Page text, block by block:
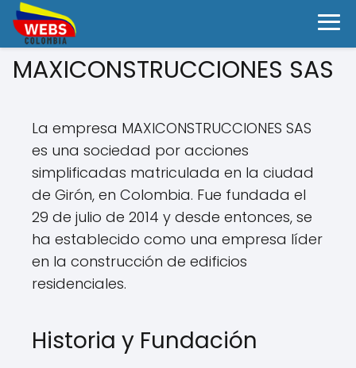
MAXICONSTRUCCIONES SAS
La empresa MAXICONSTRUCCIONES SAS
es una sociedad por acciones
simplificadas matriculada en la ciudad
de Girón, en Colombia. Fue fundada el
29 de julio de 2014 y desde entonces, se
ha establecido como una empresa líder
en la construcción de edificios
residenciales.
Historia y Fundación